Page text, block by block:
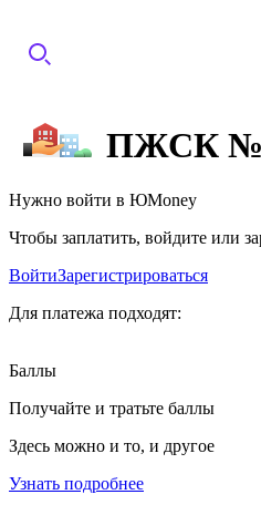
ПЖСК №
Нужно войти в ЮMoney
Чтобы заплатить, войдите или
ВойтиЗарегистрироваться
Для платежа подходят:
Баллы
Получайте и тратьте баллы
Здесь можно и то, и другое
Узнать подробнее